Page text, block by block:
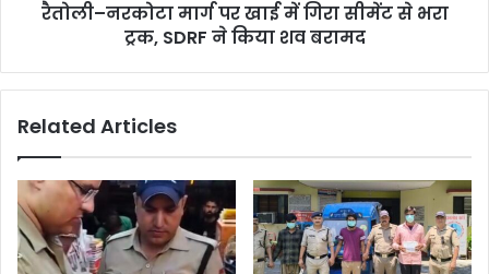
रैतोली–नरकोटा मार्ग पर खाई में गिरा सीमेंट से भरा
ट्रक, SDRF ने किया शव बरामद
Related Articles